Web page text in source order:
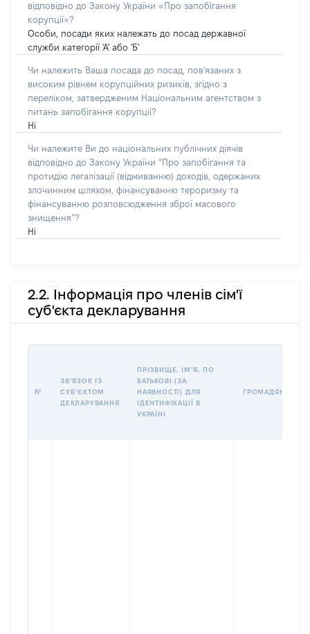
відповідно до Закону України «Про запобігання
корупції»?
Особи, посади яких належать до посад державної
служби категорії 'А' або 'Б'
Чи належить Ваша посада до посад, пов'язаних з
високим рівнем корупційних ризиків, згідно з
переліком, затвердженим Національним агентством з
питань запобігання корупції?
Ні
Чи належите Ви до національних публічних діячів
відповідно до Закону України “Про запобігання та
протидію легалізації (відмиванню) доходів, одержаних
злочинним шляхом, фінансуванню тероризму та
фінансуванню розповсюдження зброї масового
знищення”?
Ні
2.2. Інформація про членів сім'ї
суб'єкта декларування
№
ЗВʼЯЗОК ІЗ
СУБʼЄКТОМ
ДЕКЛАРУВАННЯ
ПРІЗВИЩЕ, ІМʼЯ, ПО
БАТЬКОВІ (ЗА
НАЯВНОСТІ) ДЛЯ
ІДЕНТИФІКАЦІЇ В
УКРАЇНІ
ГРОМАДЯНСТВО